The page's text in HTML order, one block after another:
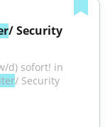
/ Security
d) sofort! in
/ Security